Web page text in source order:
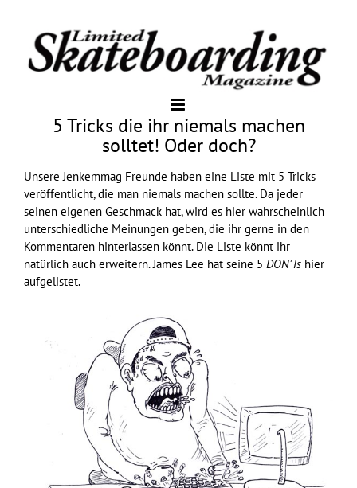
5 Tricks die ihr niemals machen
solltet! Oder doch?
UnsereJenkemmag Freunde haben eine Liste mit 5 Tricks
veröffentlicht, die man niemals machen sollte. Da jeder
seinen eigenen Geschmack hat, wird es hier wahrscheinlich
unterschiedliche Meinungen geben, die ihr gerne in den
Kommentaren hinterlassen könnt. Die Liste könnt ihr
natürlich auch erweitern. James Lee hat seine 5 DON’Ts hier
aufgelistet.